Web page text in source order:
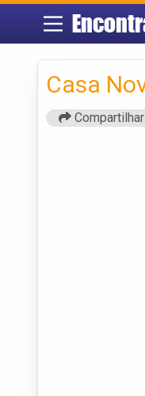
Casa
Compartilhar